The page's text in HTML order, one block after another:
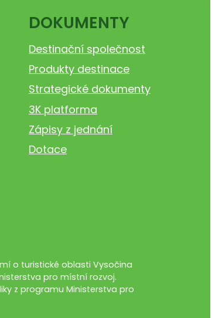
DOKUMENTY
Destinační společnost
Produkty destinace
Strategické dokumenty
3K platforma
Zápisy z jednání
Dotace
o turistické oblasti Vysočina
pro místní rozvoj.
z programu Ministerstva pro